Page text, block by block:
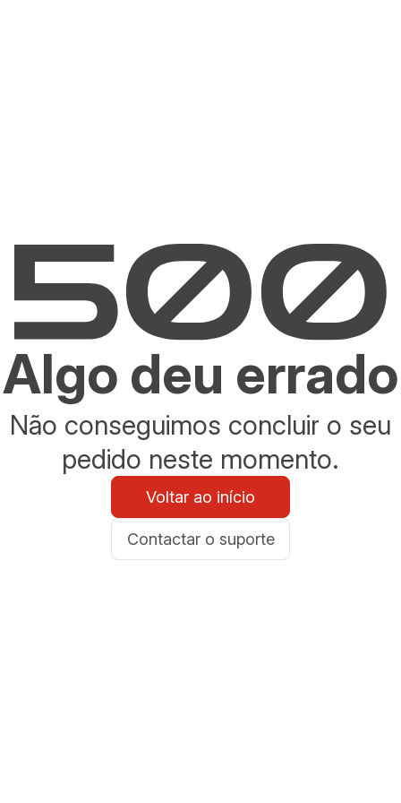
Algo deu errado
Não conseguimos concluir o seu
pedido neste momento.
Voltar ao início
Contactar o suporte